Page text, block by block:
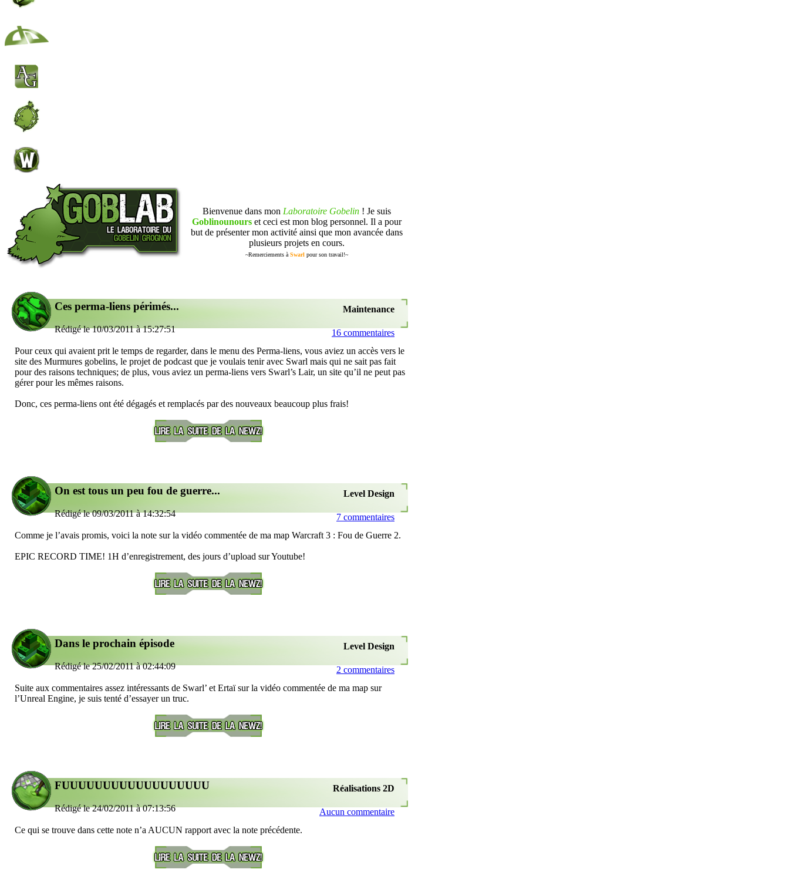
Bienvenue dans mon Laboratoire Gobelin! Je suis
Goblinounourset ceci est mon blog personnel. Il a pour
but de présenter mon activité ainsi que mon avancée dans
plusieurs projets en cours.
~Remerciements à Swarlpour son travail!~
Maintenance
16 commentaires
Ces perma-liens périmés...
Rédigé le 10/03/2011 à 15:27:51
Pour ceux qui avaient prit le temps de regarder, dans le menu des Perma-liens, vous aviez un accès vers le
site des Murmures gobelins, le projet de podcast que je voulais tenir avec Swarl mais qui ne sait pas fait
pour des raisons techniques; de plus, vous aviez un perma-liens vers Swarl’s Lair, un site qu’il ne peut pas
gérer pour les mêmes raisons.
Donc, ces perma-liens ont été dégagés et remplacés par des nouveaux beaucoup plus frais!
Level Design
7 commentaires
On est tous un peu fou de guerre...
Rédigé le 09/03/2011 à 14:32:54
Comme je l’avais promis, voici la note sur la vidéo commentée de ma map Warcraft 3 : Fou de Guerre 2.
EPIC RECORD TIME! 1H d’enregistrement, des jours d’upload sur Youtube!
Level Design
2 commentaires
Dans le prochain épisode
Rédigé le 25/02/2011 à 02:44:09
Suite aux commentaires assez intéressants de Swarl’ et Ertaï sur la vidéo commentée de ma map sur
l’Unreal Engine, je suis tenté d’essayer un truc.
Réalisations 2D
Aucun commentaire
FUUUUUUUUUUUUUUUUUU
Rédigé le 24/02/2011 à 07:13:56
Ce qui se trouve dans cette note n’a AUCUN rapport avec la note précédente.